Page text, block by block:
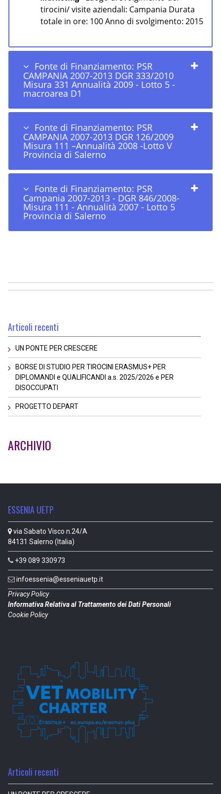
tirocini/ visite aziendali: Campania Durata
totale in ore: 100 Anno di svolgimento: 2015
Fonte di Finanziamento: PSR
CAMPANIA 2007-2013 DGR 333/2010
Misura 331 Annualità 2009 - Lotto 5 -
macroarea D1
Fonte di Finanziamento: PSR
CAMPANIA 2007-2013 DGR 126/2009
Misura 111 –Annualità 2008 -Lotto V
Provincia di Salerno
Fonte di Finanziamento: PSR
Campania 2007-2013 - DGR 846/2008-
Misura 111 - Annualità 2007 - Lotto 5
Provincia di Salerno
Articoli recenti
UN PONTE PER CRESCERE
BORSE DI STUDIO PER TIROCINI ERASMUS+ PER
DIPLOMANDI e QUALIFICANDI a.s. 2025/2026 e PER
DISOCCUPATI
PROGETTO DEPART
ARCHIVIO
ESSENIA UETP
via Sabato Visco n.24/A
84131 Salerno (Italia)
+39 089 330973
infoessenia@esseniauetp.it
Privacy Policy
Informativa Relativa al Trattamento dei Dati Personali
Cookie Policy
Articoli recenti